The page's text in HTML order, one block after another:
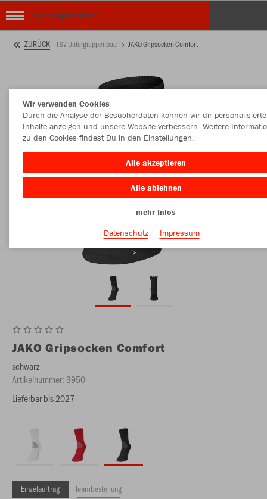
TSV Untergruppenbach
ZURÜCK TSV Untergruppenbach JAKO Gripsocken Comfort
JAKO Gripsocken Comfort
schwarz
Artikelnummer:3950
Lieferbar bis 2027
Einzelauftrag Teambestellung
Wir verwenden Cookies
Durch die Analyse der Besucherdaten können wir dir personalisierte
Inhalte anzeigen und unsere Website verbessern. Weitere
zu den Cookies findest Du in den Einstellungen.
Alle akzeptieren
Alle ablehnen
mehr Infos
Datenschutz
Impressum